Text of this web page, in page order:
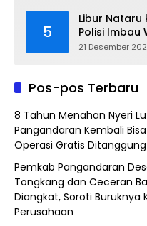
5
Libur Nataru
Polisi Imbau
Gunakan
21 Desember
Pos-pos Terbaru
8 Tahun Menahan Nyeri
Pangandaran Kembali
Operasi Gratis Ditanggung
Pemkab Pangandaran
Tongkang dan Ceceran
Diangkat, Soroti Buruknya
Perusahaan